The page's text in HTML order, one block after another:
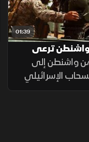
01:39
واشنطن ترعى
من واشنطن إلى
الإسرائيلي
وسلاح حزب